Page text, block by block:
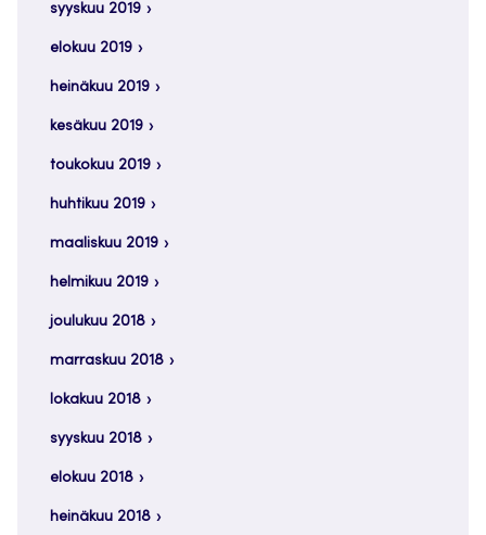
syyskuu 2019
elokuu 2019
heinäkuu 2019
kesäkuu 2019
toukokuu 2019
huhtikuu 2019
maaliskuu 2019
helmikuu 2019
joulukuu 2018
marraskuu 2018
lokakuu 2018
syyskuu 2018
elokuu 2018
heinäkuu 2018